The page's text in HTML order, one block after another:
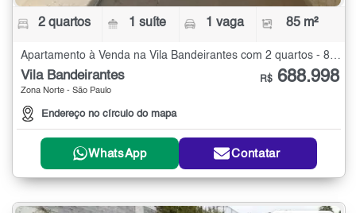
2 quartos 1 suíte 1 vaga 85 m²
Apartamento à Venda na Vila Bandeirantes com 2 quartos - 85 m²
Vila Bandeirantes
Zona Norte - São Paulo
Endereço no círculo do mapa
R$ 688.998
WhatsApp Contatar